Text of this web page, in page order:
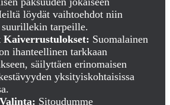
löydät vaihtoehdot niin
tarpeille.
Kaiverrustulokset: Suomalainen
ihanteellinen tarkkaan
säilyttäen erinomaisen
yksityiskohtaisissa
Sitoudumme